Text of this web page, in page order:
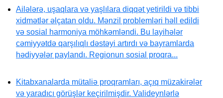
Ailələrə, uşaqlara və yaşlılara diqqət yetirildi və tibbi
xidmətlər əlçatan oldu. Mənzil problemləri həll edildi
və sosial harmoniya möhkəmləndi. Bu layihələr
cəmiyyətdə qarşılıqlı dəstəyi artırdı və bayramlarda
hədiyyələr paylandı. Regionun sosial proqra...
Kitabxanalarda mütaliə proqramları, açıq müzakirələr
və yaradıcı görüşlər keçirilmişdir. Valideynlərlə